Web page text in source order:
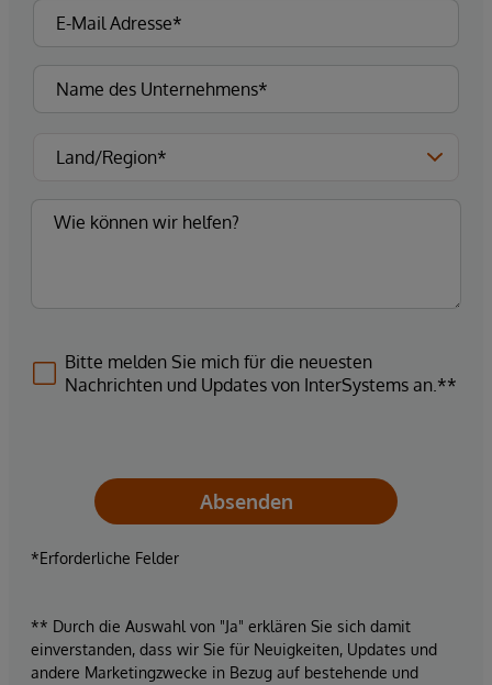
Bitte melden Sie mich für die neuesten
Nachrichten und Updates von InterSystems an.**
Absenden
*Erforderliche Felder
** Durch die Auswahl von "Ja" erklären Sie sich damit
einverstanden, dass wir Sie für Neuigkeiten, Updates und
andere Marketingzwecke in Bezug auf bestehende und